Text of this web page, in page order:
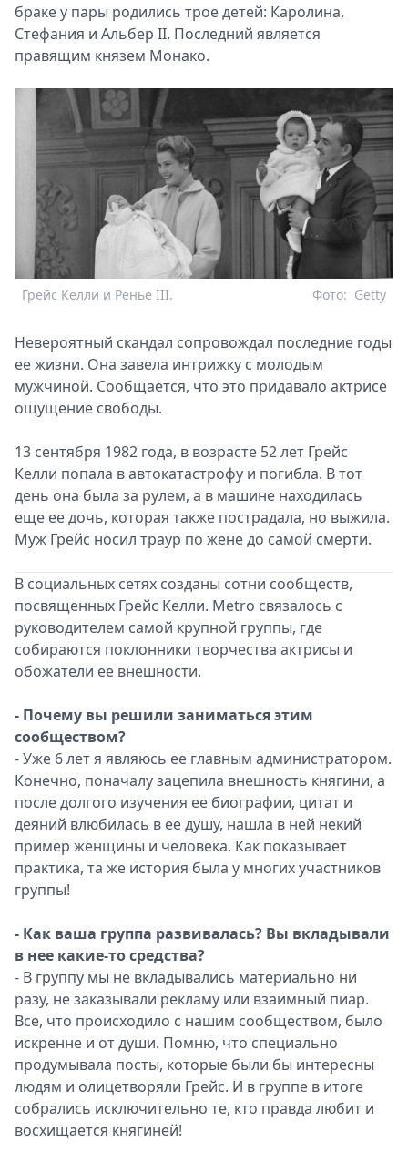
браке у пары родились трое детей: Каролина,
Стефания и Альбер II. Последний является
правящим князем Монако.
Грейс Келли и Ренье III. Getty
Фото:
Невероятный скандал сопровождал последние годы
ее жизни. Она завела интрижку с молодым
мужчиной. Сообщается, что это придавало актрисе
ощущение свободы.
13 сентября 1982 года, в возрасте 52 лет Грейс
Келли попала в автокатастрофу и погибла. В тот
день она была за рулем, а в машине находилась
еще ее дочь, которая также пострадала, но выжила.
Муж Грейс носил траур по жене до самой смерти.
В социальных сетях созданы сотни сообществ,
посвященных Грейс Келли. Metro связалось с
руководителем самой крупной группы, где
собираются поклонники творчества актрисы и
обожатели ее внешности.
- Почему вы решили заниматься этим
сообществом?
- Уже 6 лет я являюсь ее главным администратором.
Конечно, поначалу зацепила внешность княгини, а
после долгого изучения ее биографии, цитат и
деяний влюбилась в ее душу, нашла в ней некий
пример женщины и человека. Как показывает
практика, та же история была у многих участников
группы!
- Как ваша группа развивалась? Вы вкладывали
в нее какие-то средства?
- В группу мы не вкладывались материально ни
разу, не заказывали рекламу или взаимный пиар.
Все, что происходило с нашим сообществом, было
искренне и от души. Помню, что специально
продумывала посты, которые были бы интересны
людям и олицетворяли Грейс. И в группе в итоге
собрались исключительно те, кто правда любит и
восхищается княгиней!